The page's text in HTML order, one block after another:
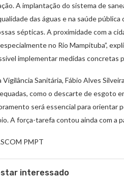
A implantação do sistema de
das águas e na saúde
sépticas. A proximidade com a
no Rio Mampituba”,
implementar medidas concretas
Sanitária, Fábio Alves
como o descarte de esgoto
será essencial para orientar
A força-tarefa contou ainda com a
PMPT
interessado